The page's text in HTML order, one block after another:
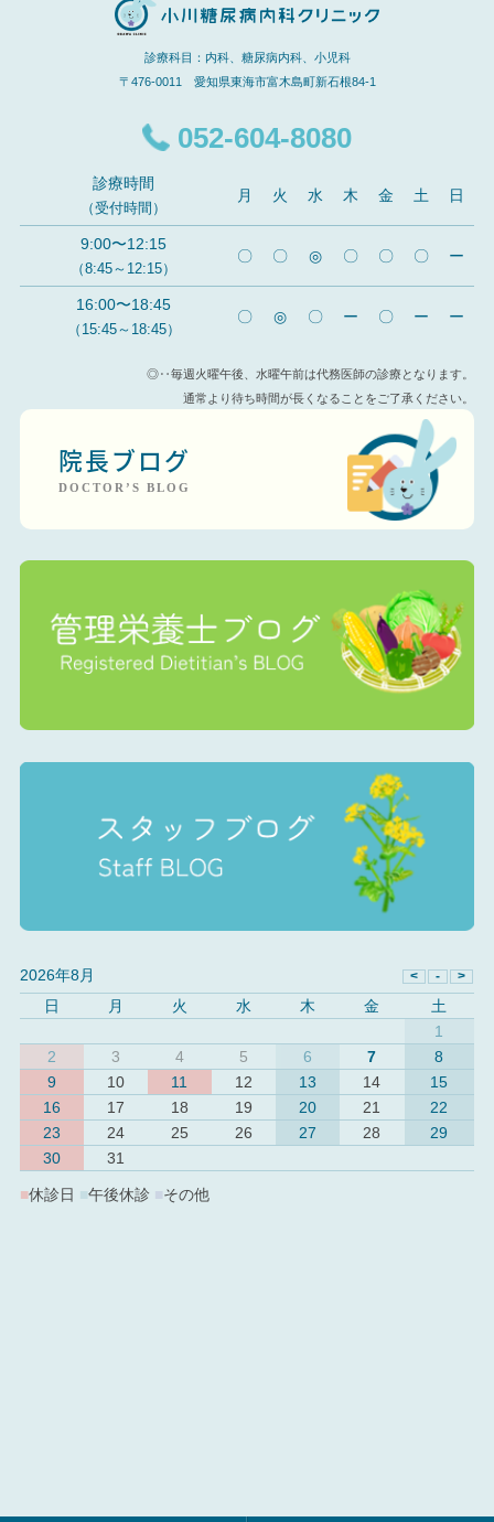
診療科目：内科、糖尿病内科、小児科
〒476-0011 愛知県東海市富木島町新石根84-1
052-604-8080
診療時間
（受付時間）
月 火 水 木 金 土 日
9:00〜12:15
（8:45～12:15）
〇 〇 ◎ 〇 〇 〇 ー
16:00〜18:45
（15:45～18:45）
〇 ◎ 〇 ー 〇 ー ー
◎‥毎週火曜午後、水曜午前は代務医師の診療となります。
通常より待ち時間が長くなることをご了承ください。
院長ブログ
DOCTOR’S BLOG
2026年8月
日
月 火 水 木 金
土
1
2
3 4 5 6 7
8
9
10 11 12 13 14
15
16
17 18 19 20 21
22
23
24 25 26 27 28
29
30
31
■休診日 ■午後休診 その他